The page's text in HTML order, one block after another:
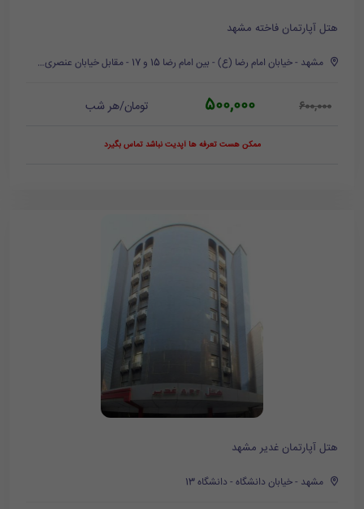
هتل آپارتمان فاخته مشهد
مشهد - خیابان امام رضا (ع) - بین امام رضا 15 و 17 - مقابل خیابان عنصری - پلاک 573
600,000
500,000 تومان/هر شب
ممکن هست تعرفه ها آپدیت نباشد تماس بگیرد
هتل آپارتمان غدیر مشهد
مشهد - خیابان دانشگاه - دانشگاه 13